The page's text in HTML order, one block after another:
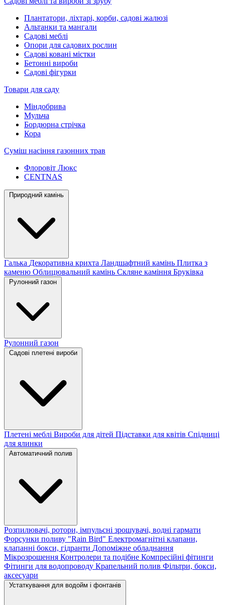
Плантатори, ліхтарі, корби, садові жалюзі
Альтанки та мангали
Садові меблі
Опори для садових рослин
Садові ковані містки
Бетонні вироби
Садові фігурки
Товари для саду
Міндобрива
Мульча
Бордюрна стрічка
Кора
Суміш насіння газонних трав
Флоровіт Люкс
СENTNAS
Природний камінь
Галька Декоративна крихта Ландшафтний камінь Плитка з
каменю Облицювальний камінь Скляне каміння Бруківка
Рулонний газон
Рулонний газон
Садові плетені вироби
Плетені меблі Вироби для дітей Підставки для квітів Спідниці
для ялинки
Автоматичний полив
Розпилювачі, ротори, імпульсні зрошувачі, водні гармати
Форсунки поливу "Rain Bird" Електромагнітні клапани,
клапанні бокси, гідранти Допоміжне обладнання
Мікрозрошення Контролери та подібне Компресійні фітинги
Фітинги для водопроводу Крапельний полив Фільтри, бокси,
аксесуари
Устаткування для водойм і фонтанів